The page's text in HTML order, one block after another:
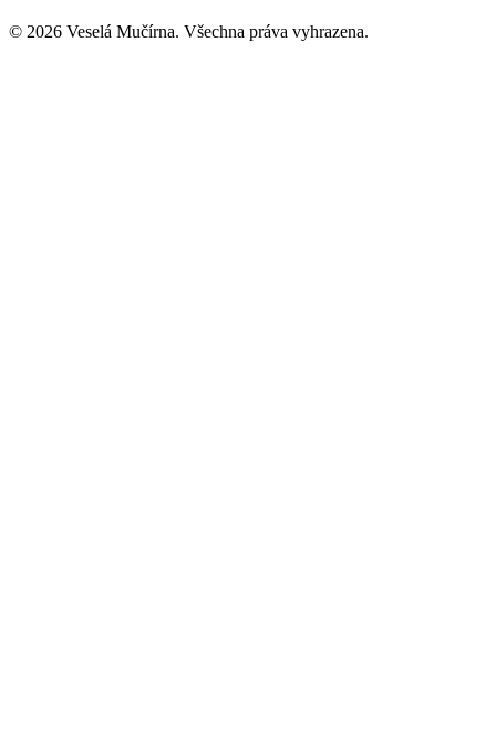
© 2026 Veselá Mučírna. Všechna práva vyhrazena.